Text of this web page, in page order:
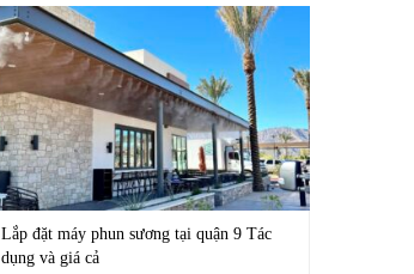
Lắp đặt máy phun sương tại quận 9 Tác
dụng và giá cả